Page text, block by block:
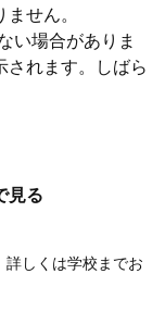
せん。
い場合がありま
れます。しばら
見る
しくは学校までお